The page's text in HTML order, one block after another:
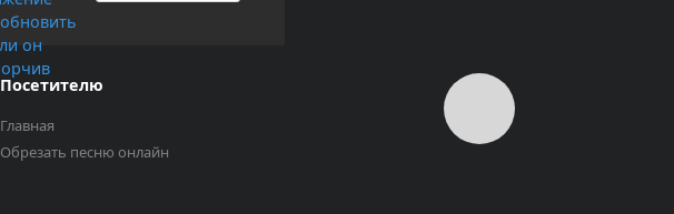
Посетителю
Главная
Обрезать песню онлайн